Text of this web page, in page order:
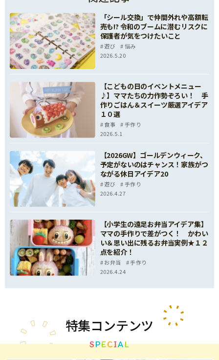
「シール交換」で仲間外れや高額転
売も!? 令和のブームに潜むリスクに
保護者が気をつけたいこと
遊び
悩み
2026.5.20
【こどもの日のイベントメニュー
♪】ママたちの力作勢ぞろい！ 手
作りごはん＆スイーツ厳選アイデア
１０選
食事
手作り
2026.5.1
【2026GW】ゴールデンウィーク、
予定がないのはチャンス！家族がつ
ながる休日アイデア20
遊び
手作り
2026.4.27
【小学生の遠足お弁当アイデア集】
ママの手作りで差がつく！ かわい
い＆思い出に残るお弁当実例★１２
点を紹介！
お弁当
手作り
2026.4.24
特集コンテンツ
SPECIAL